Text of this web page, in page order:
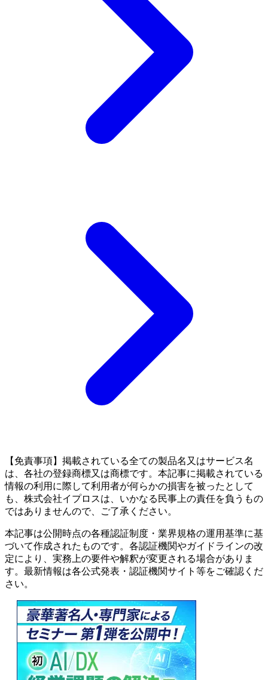
【免責事項】掲載されている全ての製品名又はサービス名
は、各社の登録商標又は商標です。本記事に掲載されている
情報の利用に際して利用者が何らかの損害を被ったとして
も、株式会社イプロスは、いかなる民事上の責任を負うもの
ではありませんので、ご了承ください。
本記事は公開時点の各種認証制度・業界規格の運用基準に基
づいて作成されたものです。各認証機関やガイドラインの改
定により、実務上の要件や解釈が変更される場合がありま
す。最新情報は各公式発表・認証機関サイト等をご確認くだ
さい。